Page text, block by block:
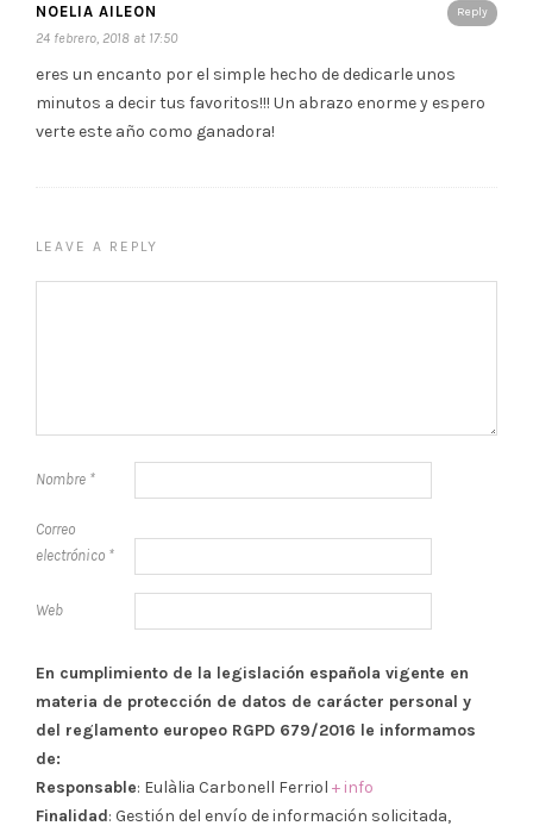
Reply
NOELIA AILEON
24 febrero, 2018 at 17:50
eres un encanto por el simple hecho de dedicarle unos
minutos a decir tus favoritos!!! Un abrazo enorme y espero
verte este año como ganadora!
LEAVE A REPLY
Nombre *
Correo
electrónico *
Web
En cumplimiento de la legislación española vigente en
materia de protección de datos de carácter personal y
del reglamento europeo RGPD 679/2016 le informamos
de:
Responsable: Eulàlia Carbonell Ferriol + info
Finalidad: Gestión del envío de información solicitada,